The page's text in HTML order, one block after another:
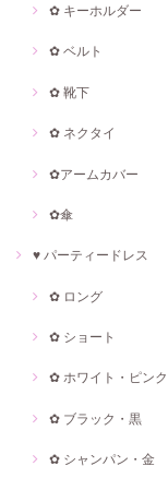
✿ キーホルダー
✿ ベルト
✿ 靴下
✿ ネクタイ
✿アームカバー
✿傘
♥ パーティードレス
✿ ロング
✿ ショート
✿ ホワイト・ピンク
✿ ブラック・黒
✿ シャンパン・金